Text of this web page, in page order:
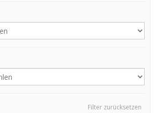
Filter zurücksetzen